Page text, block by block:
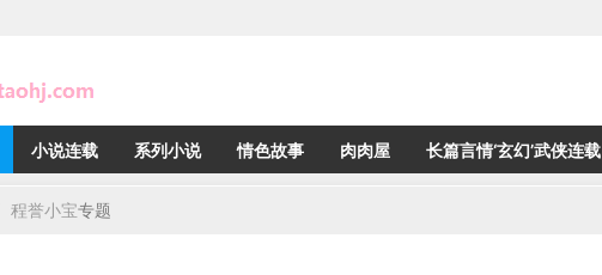
小说连载 系列小说 情色故事 肉肉屋 长篇言情‘玄幻’武侠连载
程誉小宝专题